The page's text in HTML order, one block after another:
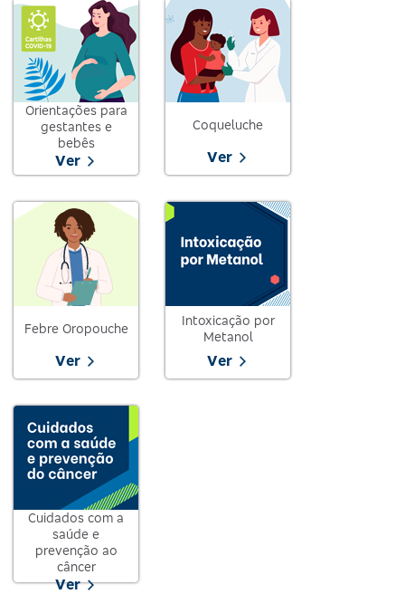
Orientações para
gestantes e
bebês
Ver
Coqueluche
Ver
Febre Oropouche
Ver
Intoxicação por
Metanol
Ver
Cuidados com a
saúde e
prevenção ao
câncer
Ver